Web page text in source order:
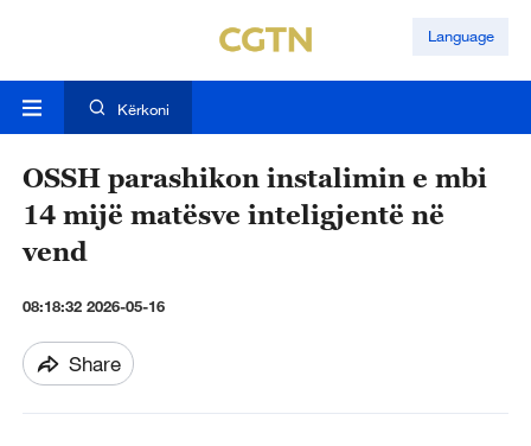
Language
Kërkoni
OSSH parashikon instalimin e mbi
14 mijë matësve inteligjentë në
vend
08:18:32 2026-05-16
Share